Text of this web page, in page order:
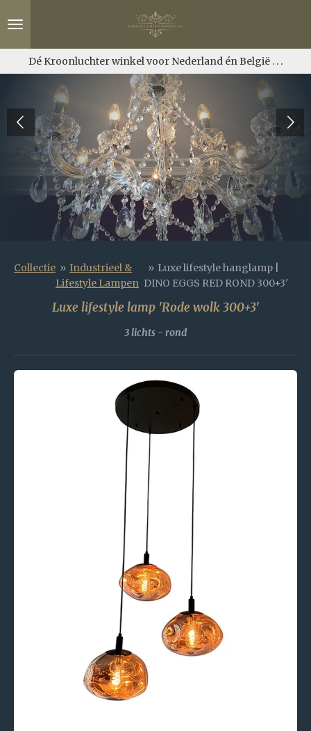
direct
hoofdinhoud
Dé Kroonluchter winkel voor Nederland én België . . .
Collectie » Industrieel &
Lifestyle Lampen
» Luxe lifestyle hanglamp |
DINO EGGS RED ROND 300+3'
Luxe lifestyle lamp 'Rode wolk 300+3'
3 lichts - rond